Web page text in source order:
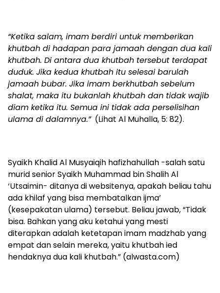
“Ketika salam, imam berdiri untuk memberikan
khutbah di hadapan para jamaah dengan dua kali
khutbah. Di antara dua khutbah tersebut terdapat
duduk. Jika kedua khutbah itu selesai barulah
jamaah bubar. Jika imam berkhutbah sebelum
shalat, maka itu bukanlah khutbah dan tidak wajib
diam ketika itu. Semua ini tidak ada perselisihan
ulama di dalamnya.”(Lihat Al Muhalla, 5: 82).
Syaikh Khalid Al Musyaiqih hafizhahullah -salah satu
murid senior Syaikh Muhammad bin Shalih Al
‘Utsaimin- ditanya di websitenya, apakah beliau tahu
ada khilaf yang bisa membatalkan ijma’
(kesepakatan ulama) tersebut. Beliau jawab, “Tidak
bisa. Bahkan yang aku ketahui yang mesti
diterapkan adalah ketetapan imam madzhab yang
empat dan selain mereka, yaitu khutbah ied
hendaknya dua kali khutbah.” (alwasta.com)